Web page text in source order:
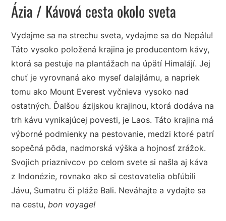
Ázia / Kávová cesta okolo sveta
Vydajme sa na strechu sveta, vydajme sa do Nepálu!
Táto vysoko položená krajina je producentom kávy,
ktorá sa pestuje na plantážach na úpätí Himalájí. Jej
chuť je vyrovnaná ako myseľ dalajlámu, a napriek
tomu ako Mount Everest vyčnieva vysoko nad
ostatných. Ďalšou ázijskou krajinou, ktorá dodáva na
trh kávu vynikajúcej povesti, je Laos. Táto krajina má
výborné podmienky na pestovanie, medzi ktoré patrí
sopečná pôda, nadmorská výška a hojnosť zrážok.
Svojich priaznivcov po celom svete si našla aj káva
z Indonézie, rovnako ako si cestovatelia obľúbili
Jávu, Sumatru či pláže Bali. Neváhajte a vydajte sa
na cestu,bon voyage!